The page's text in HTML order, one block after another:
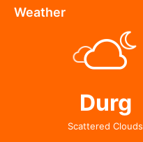
दौरान
Weather
Durg
Scattered Clouds